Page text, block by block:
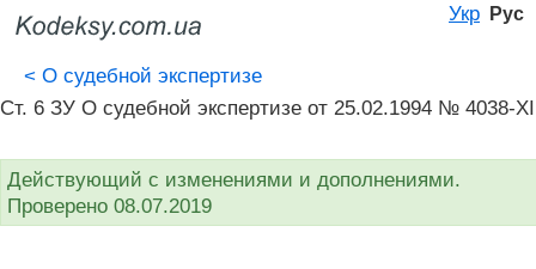
Укр Рус
< О судебной экспертизе
Ст. 6 ЗУ О судебной экспертизе от 25.02.1994 № 4038-
Действующий с изменениями и дополнениями.
Проверено 08.07.2019